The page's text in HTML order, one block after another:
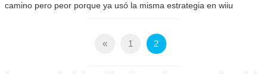
camino pero peor porque ya usó la misma estrategia en wiiu
« 1 2